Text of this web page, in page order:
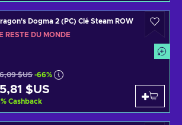
Dogma 2 (PC) Clé Steam ROW
RESTE DU MONDE
$US -66%
$US
% Cashback